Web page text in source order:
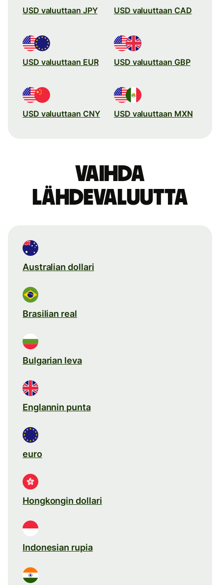
USD valuuttaan JPY USD valuuttaan CAD
USD valuuttaan EUR USD valuuttaan GBP
USD valuuttaan CNY USD valuuttaan MXN
Vaihda
lähdevaluutta
Australian dollari
Brasilian real
Bulgarian leva
Englannin punta
euro
Hongkongin dollari
Indonesian rupia